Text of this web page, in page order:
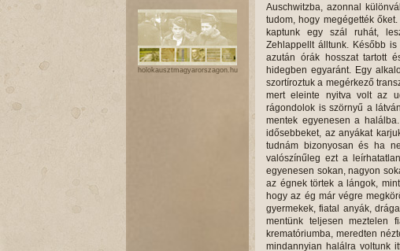
holokausztmagyarorszagon.hu
Auschwitzba, azonnal
tudom, hogy megégették
kaptunk egy szál ruhát,
Zehlappellt álltunk. Később
azután órák hosszat tartott
hidegben egyaránt. Egy
szortíroztuk a megérkező
mert eleinte nyitva volt az
rágondolok is szörnyű a
mentek egyenesen a
idősebbeket, az anyákat
tudnám bizonyosan és ha
valószínűleg ezt a
egyenesen sokan, nagyon
az égnek törtek a lángok,
hogy az ég már végre
gyermekek, fiatal anyák,
mentünk teljesen meztelen
krematóriumba, meredten
mindannyian halálra voltunk